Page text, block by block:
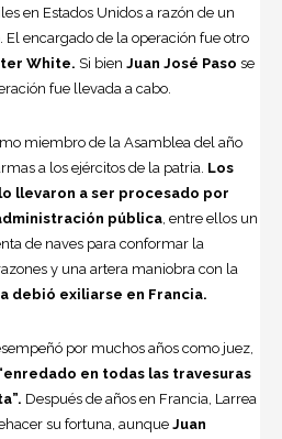
en Estados Unidos a razón de un
El encargado de la operación fue otro
White. Si bien Juan José Paso se
fue llevada a cabo.
miembro de la Asamblea del año
a los ejércitos de la patria. Los
llevaron a ser procesado por
pública , entre ellos un
de naves para conformar la
y una artera maniobra con la
debió exiliarse en Francia.
por muchos años como juez,
en todas las travesuras
Después de años en Francia, Larrea
su fortuna, aunque Juan